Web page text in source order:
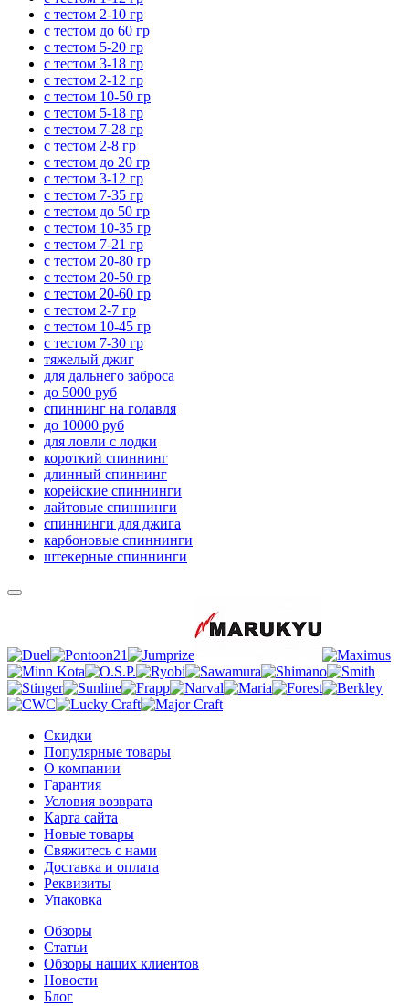
с тестом 2-10 гр
с тестом до 60 гр
с тестом 5-20 гр
с тестом 3-18 гр
с тестом 2-12 гр
с тестом 10-50 гр
с тестом 5-18 гр
с тестом 7-28 гр
с тестом 2-8 гр
с тестом до 20 гр
с тестом 3-12 гр
с тестом 7-35 гр
с тестом до 50 гр
с тестом 10-35 гр
с тестом 7-21 гр
с тестом 20-80 гр
с тестом 20-50 гр
с тестом 20-60 гр
с тестом 2-7 гр
с тестом 10-45 гр
с тестом 7-30 гр
тяжелый джиг
для дальнего заброса
до 5000 руб
спиннинг на голавля
до 10000 руб
для ловли с лодки
короткий спиннинг
длинный спиннинг
корейские спиннинги
лайтовые спиннинги
спиннинги для джига
карбоновые спиннинги
штекерные спиннинги
Скидки
Популярные товары
О компании
Гарантия
Условия возврата
Карта сайта
Новые товары
Свяжитесь с нами
Доставка и оплата
Реквизиты
Упаковка
Обзоры
Статьи
Обзоры наших клиентов
Новости
Блог